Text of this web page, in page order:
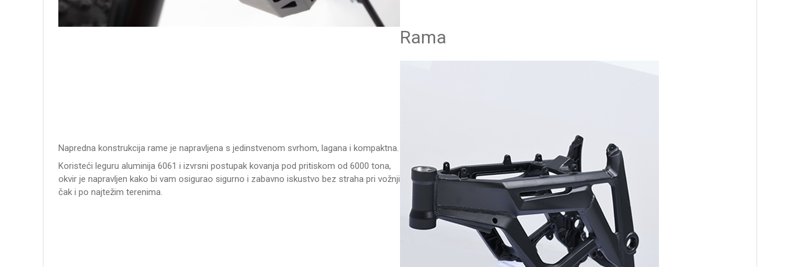
Napredna konstrukcija rame je napravljena s jedinstvenom svrhom, lagana i kompaktna.
Koristeći leguru aluminija 6061 i izvrsni postupak kovanja pod pritiskom od 6000 tona,
okvir je napravljen kako bi vam osigurao sigurno i zabavno iskustvo bez straha pri vožnji
čak i po najtežim terenima.
Rama